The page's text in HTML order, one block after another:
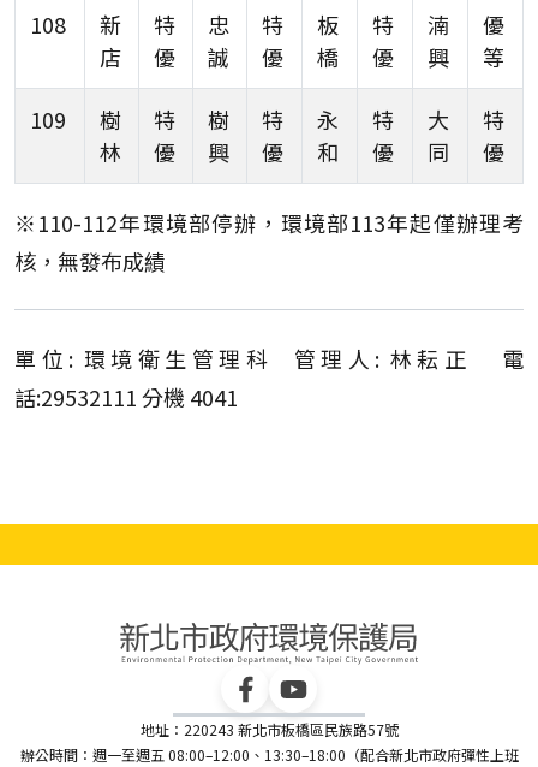
108
新
店
特
優
忠
誠
特
優
板
橋
特
優
湳
興
優
等
109
樹
林
特
優
樹
興
特
優
永
和
特
優
大
同
特
優
※110-112年環境部停辦，環境部113年起僅辦理考
核，無發布成績
單位: 環境衛生管理科 管理人: 林耘正 電
話:29532111 分機 4041
地址：220243 新北市板橋區民族路57號
辦公時間：週一至週五 08:00–12:00、13:30–18:00（配合新北市政府彈性上班